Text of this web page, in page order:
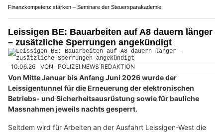
Finanzkompetenz stärken – Seminare der Steuersparakademie
Leissigen BE: Bauarbeiten auf A8 dauern länger
– zusätzliche Sperrungen angekündigt
10.06.26 VON POLIZEI.NEWS REDAKTION
Von Mitte Januar bis Anfang Juni 2026 wurde der
Leissigentunnel für die Erneuerung der elektronischen
Betriebs- und Sicherheitsausrüstung sowie für bauliche
Massnahmen jeweils nachts gesperrt.
Seitdem wird für Arbeiten an der Ausfahrt Leissigen-West die